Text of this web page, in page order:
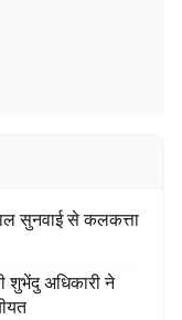
सुनवाई से कलकत्ता
शुभेंदु अधिकारी ने